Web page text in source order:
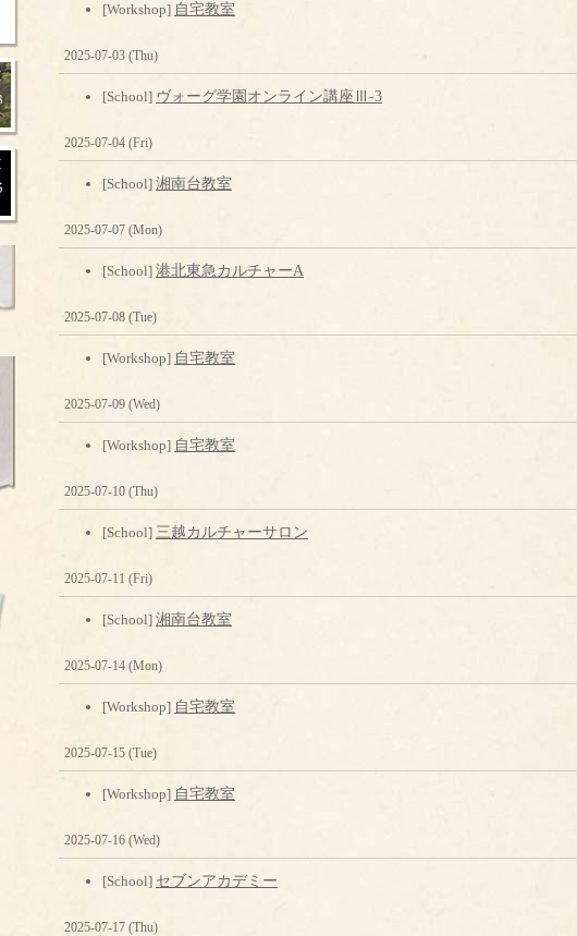
[Workshop] 自宅教室
2025-07-03 (Thu)
[School] ヴォーグ学園オンライン講座Ⅲ-3
2025-07-04 (Fri)
[School] 湘南台教室
2025-07-07 (Mon)
[School] 港北東急カルチャーA
2025-07-08 (Tue)
[Workshop] 自宅教室
2025-07-09 (Wed)
[Workshop] 自宅教室
2025-07-10 (Thu)
[School] 三越カルチャーサロン
2025-07-11 (Fri)
[School] 湘南台教室
2025-07-14 (Mon)
[Workshop] 自宅教室
2025-07-15 (Tue)
[Workshop] 自宅教室
2025-07-16 (Wed)
[School] セブンアカデミー
2025-07-17 (Thu)